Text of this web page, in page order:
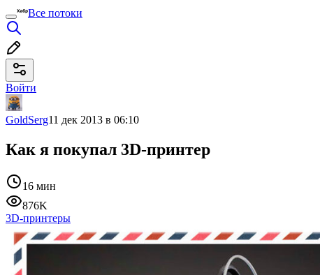
Все потоки
Войти
GoldSerg11 дек 2013 в 06:10
Как я покупал 3D-принтер
16 мин
876K
3D-принтеры